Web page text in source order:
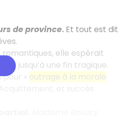
de province.Et tout est dit
romantiques, elle espérait
jusqu’à une fin tragique.
« outrage à la morale